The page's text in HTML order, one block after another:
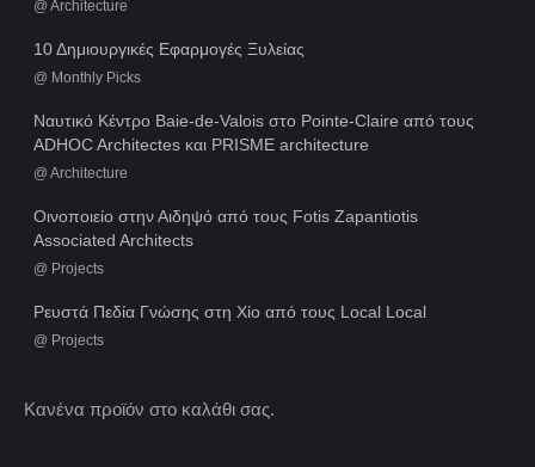
@ Architecture
10 Δημιουργικές Εφαρμογές Ξυλείας
@ Monthly Picks
Ναυτικό Κέντρο Baie-de-Valois στο Pointe-Claire από τους
ADHOC Architectes και PRISME architecture
@ Architecture
Οινοποιείο στην Αιδηψό από τους Fotis Zapantiotis
Associated Architects
@ Projects
Ρευστά Πεδία Γνώσης στη Χίο από τους Local Local
@ Projects
Κανένα προϊόν στο καλάθι σας.